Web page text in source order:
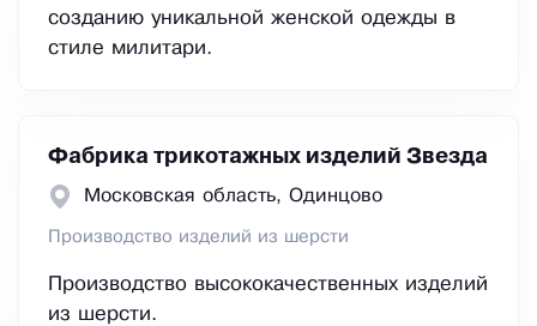
созданию уникальной женской одежды в
стиле милитари.
Фабрика трикотажных изделий Звезда
Московская область, Одинцово
Производство изделий из шерсти
Производство высококачественных изделий
из шерсти.